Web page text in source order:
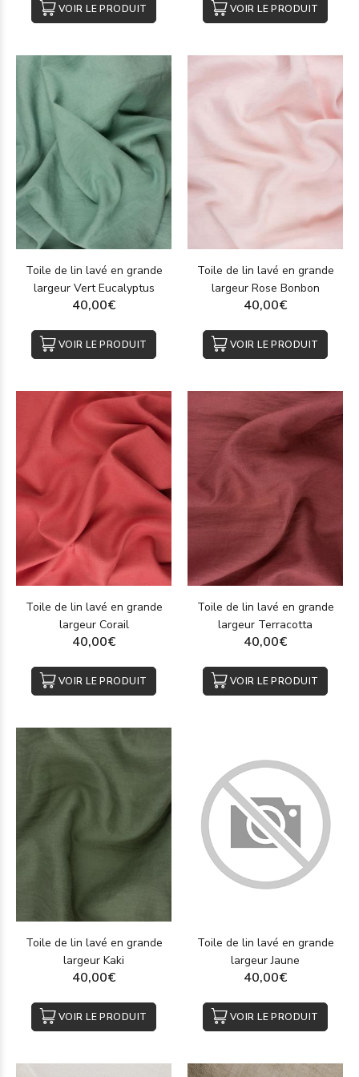
VOIR LE PRODUIT VOIR LE PRODUIT
Toile de lin lavé en grande
largeur Vert Eucalyptus
40,00€
VOIR LE PRODUIT
Toile de lin lavé en grande
largeur Rose Bonbon
40,00€
VOIR LE PRODUIT
Toile de lin lavé en grande
largeur Corail
40,00€
VOIR LE PRODUIT
Toile de lin lavé en grande
largeur Terracotta
40,00€
VOIR LE PRODUIT
Toile de lin lavé en grande
largeur Kaki
40,00€
VOIR LE PRODUIT
Toile de lin lavé en grande
largeur Jaune
40,00€
VOIR LE PRODUIT